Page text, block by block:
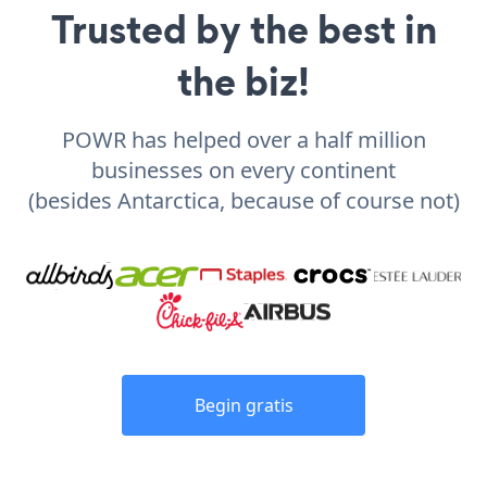
Trusted by the best in
the biz!
POWR has helped over a half million
businesses on every continent
(besides Antarctica, because of course not)
Begin gratis